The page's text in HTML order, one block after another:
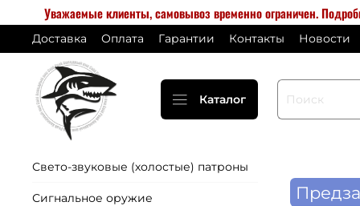
Уважаемые клиенты, самовывоз временно ограничен.
Доставка Оплата Гарантии Контакты Новости
Каталог
Свето-звуковые (холостые) патроны
Сигнальное оружие